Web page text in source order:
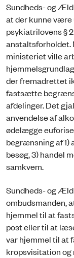
Sundheds- og
at der kunne
psykiatrilovens §
anstaltsforholdet.
ministeriet ville
der fremadrettet
fastsætte
afdelinger. Det
anvendelse af
ødelægge
begrænsning af 1)
besøg, 3) handel
samkvem.
Sundheds- og
ombudsmanden,
hjemmel til at
post eller til at
var hjemmel til
kropsvisitation